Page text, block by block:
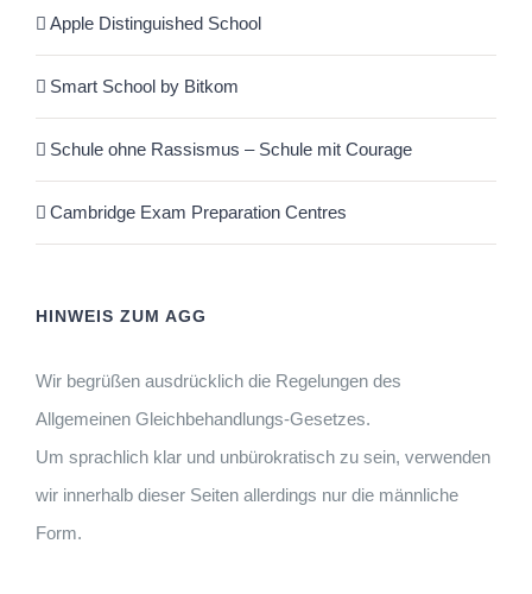
Apple Distinguished School
Smart School by Bitkom
Schule ohne Rassismus – Schule mit Courage
Cambridge Exam Preparation Centres
HINWEIS ZUM AGG
Wir begrüßen ausdrücklich die Regelungen des
Allgemeinen Gleichbehandlungs-Gesetzes.
Um sprachlich klar und unbürokratisch zu sein, verwenden
wir innerhalb dieser Seiten allerdings nur die männliche
Form.